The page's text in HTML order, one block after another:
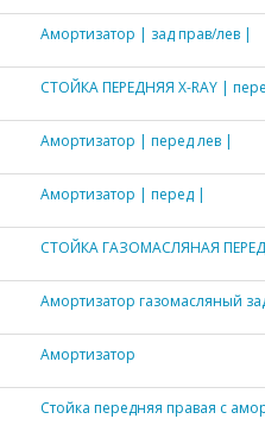
Амортизатор | зад прав/лев |
СТОЙКА ПЕРЕДНЯЯ X-RAY |
Амортизатор | перед лев |
Амортизатор | перед |
СТОЙКА ГАЗОМАСЛЯНАЯ
Амортизатор газомасляный
Амортизатор
Стойка передняя правая с